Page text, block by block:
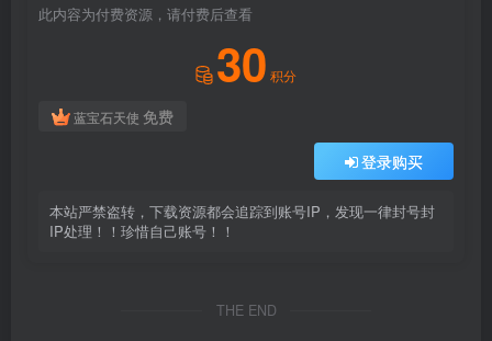
此内容为付费资源，请付费后查看
30 积分
蓝宝石天使 免费
登录购买
本站严禁盗转，下载资源都会追踪到账号IP，发现一律封号封
IP处理！！珍惜自己账号！！
THE END